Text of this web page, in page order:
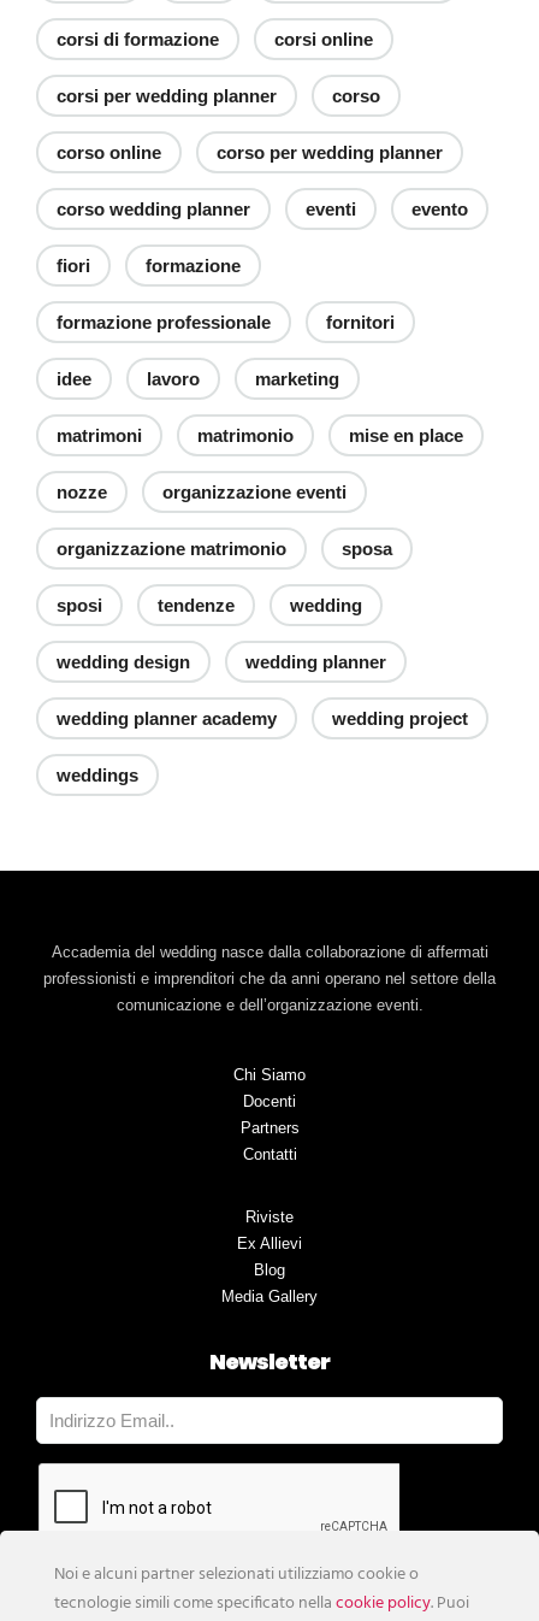
corsi di formazione corsi online
corsi per wedding planner corso
corso online corso per wedding planner
corso wedding planner eventi evento
fiori formazione
formazione professionale fornitori
idee lavoro marketing
matrimoni matrimonio mise en place
nozze organizzazione eventi
organizzazione matrimonio sposa
sposi tendenze wedding
wedding design wedding planner
wedding planner academy wedding project
weddings
Accademia del wedding nasce dalla collaborazione di affermati
professionisti e imprenditori che da anni operano nel settore della
comunicazione e dell’organizzazione eventi.
Chi Siamo
Docenti
Partners
Contatti
Riviste
Ex Allievi
Blog
Media Gallery
Newsletter
Noi e alcuni partner selezionati utilizziamo cookie o
tecnologie simili come specificato nellacookie policy. Puoi